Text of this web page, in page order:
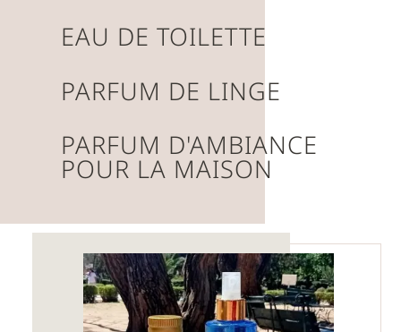
EAU DE TOILETTE
PARFUM DE LINGE
PARFUM D'AMBIANCE
POUR LA MAISON